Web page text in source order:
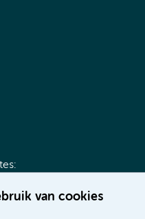
van cookies